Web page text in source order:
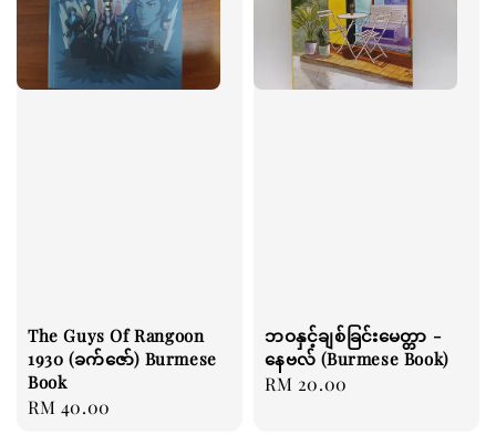
The Guys Of Rangoon
1930 (ခက်ဇော်) Burmese
Book
Regular
RM 40.00
ဘဝနှင့်ချစ်ခြင်းမေတ္တာ -
နေဗလ် (Burmese Book)
Regular
RM 20.00